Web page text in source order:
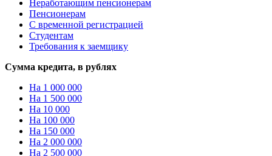
Неработающим пенсионерам
Пенсионерам
С временной регистрацией
Студентам
Требования к заемщику
Сумма кредита, в рублях
На 1 000 000
На 1 500 000
На 10 000
На 100 000
На 150 000
На 2 000 000
На 2 500 000